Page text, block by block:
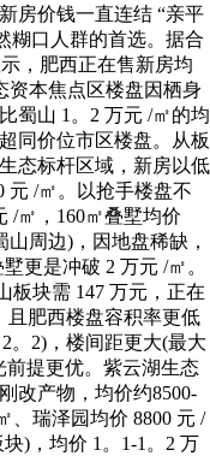
房价钱一直连结 “亲平
糊口人群的首选。据合
，肥西正在售新房均
资本焦点区楼盘因栖身
蜀山 1。2 万元 /㎡的均
同价位市区楼盘。从板
态标杆区域，新房以低
元 /㎡。以抢手楼盘不
/㎡，160㎡叠墅均价
周边)，因地盘稀缺，
更是冲破 2 万元 /㎡。
板块需 147 万元，正在
且肥西楼盘容积率更低
。2)，楼间距更大(最大
前提更优。紫云湖生态
改产物，均价约8500-
、瑞泽园均价 8800 元 /
)，均价 1。1-1。2 万